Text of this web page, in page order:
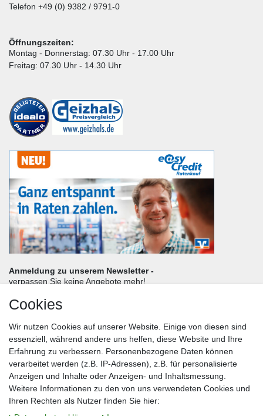
Telefon +49 (0) 9382 / 9791-0
Öffnungszeiten:
Montag - Donnerstag: 07.30 Uhr - 17.00 Uhr
Freitag: 07.30 Uhr - 14.30 Uhr
Anmeldung zu unserem Newsletter -
verpassen Sie keine Angebote mehr!
Nachname*
E-Mail*
Cookies
Wir nutzen Cookies auf unserer Website. Einige von diesen sind
essenziell, während andere uns helfen, diese Website und Ihre
Erfahrung zu verbessern. Personenbezogene Daten können
verarbeitet werden (z.B. IP-Adressen), z.B. für personalisierte
Anzeigen und Inhalte oder Anzeigen- und Inhaltsmessung.
Weitere Informationen zu den von uns verwendeten Cookies und
Ihren Rechten als Nutzer finden Sie hier: